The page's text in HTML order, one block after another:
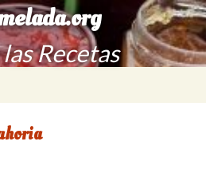
las Recetas